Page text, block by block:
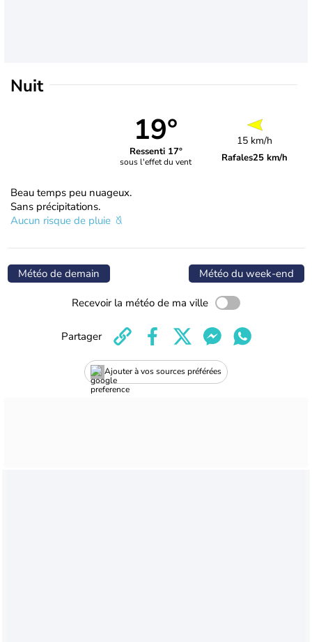
Nuit
19°
Ressenti 17°
sous l'effet du vent
15 km/h
Rafales25 km/h
Beau temps peu nuageux.
Sans précipitations.
Aucun risque de pluie
Météo de demain Météo du week-end
Recevoir la météo de ma ville
Ajouter à vos sources préférées
Partager